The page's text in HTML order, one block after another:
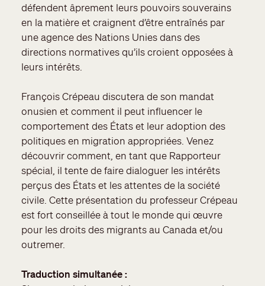
défendent âprement leurs pouvoirs souverains
en la matière et craignent d’être entraînés par
une agence des Nations Unies dans des
directions normatives qu’ils croient opposées à
leurs intérêts.
François Crépeau discutera de son mandat
onusien et comment il peut influencer le
comportement des États et leur adoption des
politiques en migration appropriées. Venez
découvrir comment, en tant que Rapporteur
spécial, il tente de faire dialoguer les intérêts
perçus des États et les attentes de la société
civile. Cette présentation du professeur Crépeau
est fort conseillée à tout le monde qui œuvre
pour les droits des migrants au Canada et/ou
outremer.
Traduction simultanée :